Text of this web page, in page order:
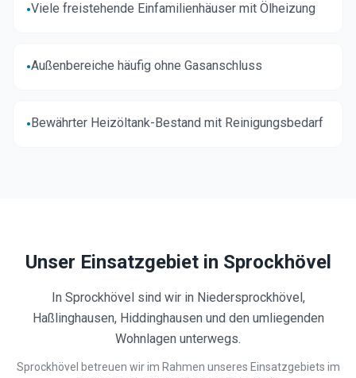
•Viele freistehende Einfamilienhäuser mit Ölheizung
•Außenbereiche häufig ohne Gasanschluss
•Bewährter Heizöltank-Bestand mit Reinigungsbedarf
Unser Einsatzgebiet in Sprockhövel
In Sprockhövel sind wir in Niedersprockhövel,
Haßlinghausen, Hiddinghausen und den umliegenden
Wohnlagen unterwegs.
Sprockhövel betreuen wir im Rahmen unseres Einsatzgebiets im